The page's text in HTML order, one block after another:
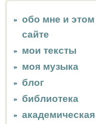
обо мне и этом
сайте
мои тексты
моя музыка
блог
библиотека
академическая